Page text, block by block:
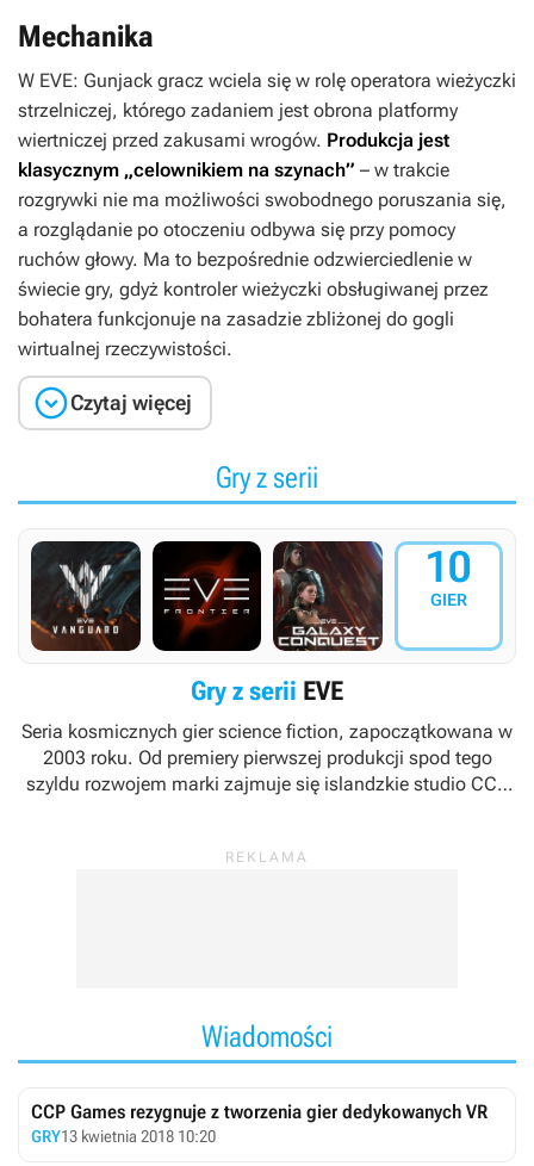
Mechanika
W EVE: Gunjack gracz wciela się w rolę operatora wieżyczki
strzelniczej, którego zadaniem jest obrona platformy
wiertniczej przed zakusami wrogów. Produkcja jest
klasycznym „celownikiem na szynach” – w trakcie
rozgrywki nie ma możliwości swobodnego poruszania się,
a rozglądanie po otoczeniu odbywa się przy pomocy
ruchów głowy. Ma to bezpośrednie odzwierciedlenie w
świecie gry, gdyż kontroler wieżyczki obsługiwanej przez
bohatera funkcjonuje na zasadzie zbliżonej do gogli
wirtualnej rzeczywistości.
Czytaj więcej
Gry z serii
10
GIER
Gry z serii EVE
Seria kosmicznych gier science fiction, zapoczątkowana w
2003 roku. Od premiery pierwszej produkcji spod tego
szyldu rozwojem marki zajmuje się islandzkie studio CCP
również takie firmy, jak NetEase, PlayRaven czy Sumo
Wiadomości
CCP Games rezygnuje z tworzenia gier dedykowanych VR
GRY13 kwietnia 2018 10:20